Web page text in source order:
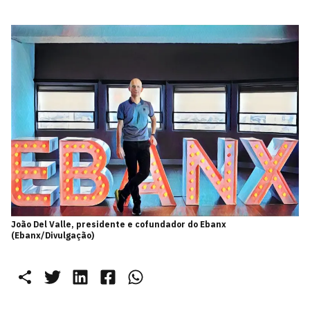
João Del Valle, presidente e cofundador do Ebanx
(Ebanx/Divulgação)